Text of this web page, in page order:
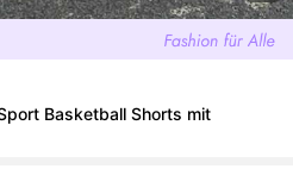
Basketball Shorts mit